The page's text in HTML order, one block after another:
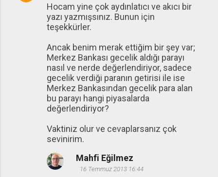
Hocam yine çok aydınlatıcı ve akıcı bir
yazı yazmışsınız. Bunun için
teşekkürler.
Ancak benim merak ettiğim bir şey var;
Merkez Bankası gecelik aldığı parayı
nasıl ve nerde değerlendiriyor, sadece
gecelik verdiği paranın getirisi ile ise
Merkez Bankasından gecelik para alan
bu parayı hangi piyasalarda
değerlendiriyor?
Vaktiniz olur ve cevaplarsanız çok
sevinirim.
Mahfi Eğilmez
16 Temmuz 2013 16:44